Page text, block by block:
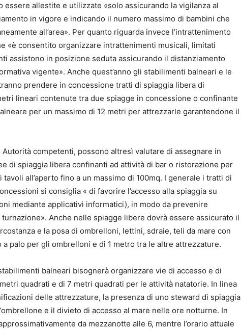
essere allestite e utilizzate «solo assicurando la vigilanza al
in vigore e indicando il numero massimo di bambini che
all’area». Per quanto riguarda invece l’intrattenimento
«è consentito organizzare intrattenimenti musicali, limitati
assistono in posizione seduta assicurando il distanziamento
vigente». Anche quest’anno gli stabilimenti balneari e le
prendere in concessione tratti di spiaggia libera di
lineari contenute tra due spiagge in concessione o confinante
per un massimo di 12 metri per attrezzarle garantendone il
competenti, possono altresì valutare di assegnare in
di spiaggia libera confinanti ad attività di bar o ristorazione per
all’aperto fino a un massimo di 100mq. I generale i tratti di
si consiglia « di favorire l’accesso alla spiaggia su
mediante applicativi informatici), in modo da prevenire
Anche nelle spiagge libere dovrà essere assicurato il
e la posa di ombrelloni, lettini, sdraie, teli da mare con
a palo per gli ombrelloni e di 1 metro tra le altre attrezzature.
balneari bisognerà organizzare vie di accesso e di
quadrati e di 7 metri quadrati per le attività natatorie. In linea
delle attrezzature, la presenza di uno steward di spiaggia
e il divieto di accesso al mare nelle ore notturne. In
da mezzanotte alle 6, mentre l’orario attuale